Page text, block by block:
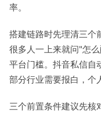
率。
搭建链路时先理清三个
很多人一上来就问"怎
平台门槛。抖音私信自
部分行业需要报白，个
三个前置条件建议先核